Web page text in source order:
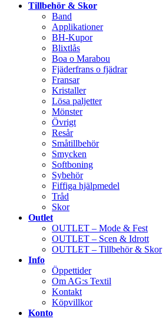
Tillbehör & Skor
Band
Applikationer
BH-Kupor
Blixtlås
Boa o Marabou
Fjäderfrans o fjädrar
Fransar
Kristaller
Lösa paljetter
Mönster
Övrigt
Resår
Småtillbehör
Smycken
Softboning
Sybehör
Fiffiga hjälpmedel
Tråd
Skor
Outlet
OUTLET – Mode & Fest
OUTLET – Scen & Idrott
OUTLET – Tillbehör & Skor
Info
Öppettider
Om AG:s Textil
Kontakt
Köpvillkor
Konto